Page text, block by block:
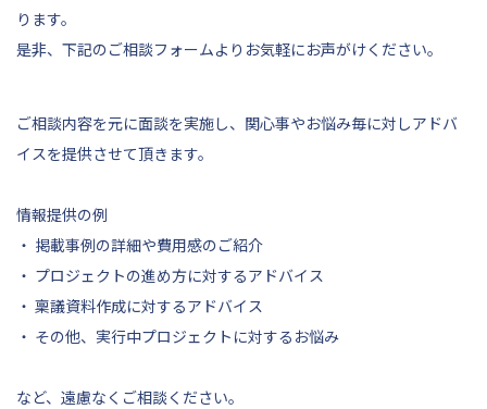
ります。
是非、 下記のご相談フォームよりお気軽にお声がけください。
ご相談内容を元に面談を実施し、関心事やお悩み毎に対しアドバ
イスを提供させて頂きます。
情報提供の例
・ 掲載事例の詳細や費用感のご紹介
・ プロジェクトの進め方に対するアドバイス
・ 稟議資料作成に対するアドバイス
・ その他、実行中プロジェクトに対するお悩み
など、遠慮なくご相談ください。